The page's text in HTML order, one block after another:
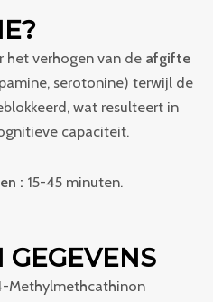
het verhogen van de afgifte
serotonine) terwijl de
wat resulteert in
capaciteit.
: 15-45 minuten.
Methylmethcathinon